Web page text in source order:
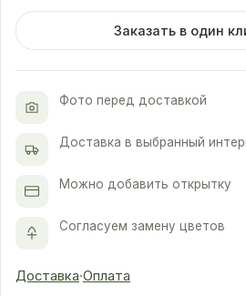
сорта
Эксплорер
в
упаковке
Заказать в один
Фото перед доставкой
Доставка в выбранный
Можно добавить открытку
Согласуем замену цветов
Доставка·Оплата